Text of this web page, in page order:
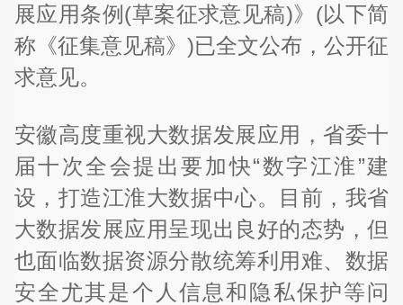
展应用条例(草案征求意见稿)》(以下简
称《征集意见稿》)已全文公布，公开征
求意见。
安徽高度重视大数据发展应用，省委十
届十次全会提出要加快“数字江淮”建
设，打造江淮大数据中心。目前，我省
大数据发展应用呈现出良好的态势，但
也面临数据资源分散统筹利用难、数据
安全尤其是个人信息和隐私保护等问